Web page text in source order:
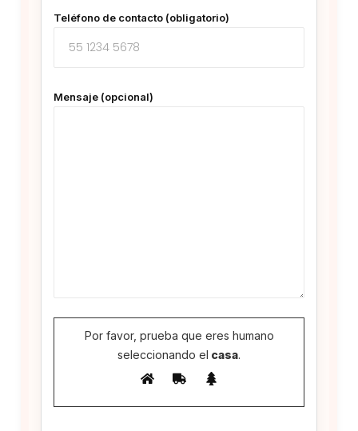
Teléfono de contacto (obligatorio)
Mensaje (opcional)
Por favor, prueba que eres humano
seleccionando el casa.